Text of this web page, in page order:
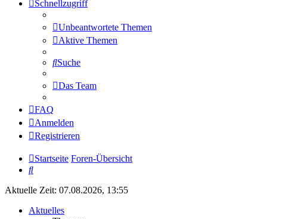
Schnellzugriff
Unbeantwortete Themen
Aktive Themen
Suche
Das Team
FAQ
Anmelden
Registrieren
Startseite Foren-Übersicht
Suche
Aktuelle Zeit: 07.08.2026, 13:55
Aktuelles